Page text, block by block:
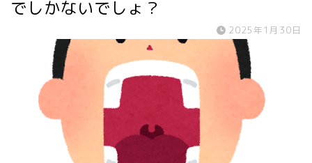
でしかないでしょ？
2025年1月30日